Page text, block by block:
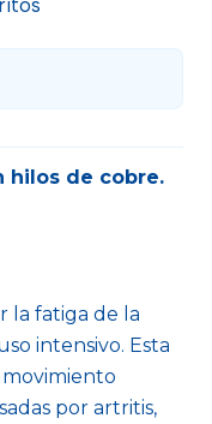
hilos de cobre.
la fatiga de la
intensivo. Esta
por artritis,